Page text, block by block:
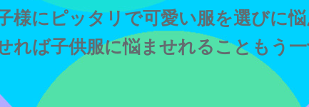
様にピッタリで可愛い服を選びに
れば子供服に悩ませれることもう一